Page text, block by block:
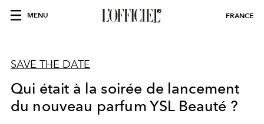
MENU FRANCE
SAVE THE DATE
Qui était à la soirée de lancement
du nouveau parfum YSL Beauté ?